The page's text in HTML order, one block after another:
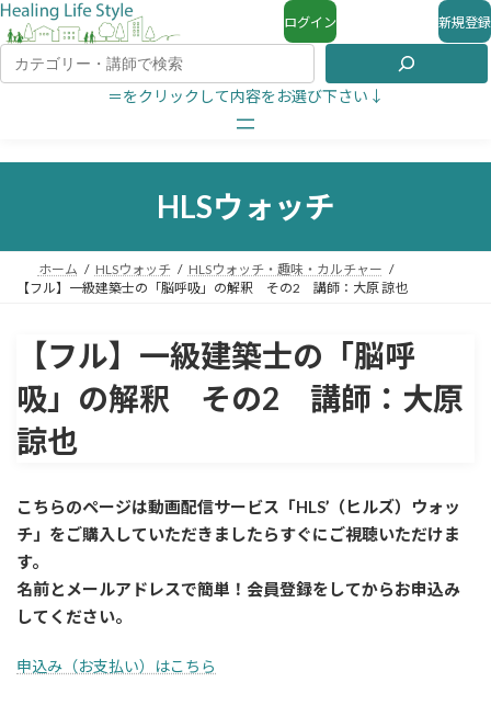
ログイン 新規登録
＝をクリックして内容をお選び下さい↓
HLSウォッチ
ホーム HLSウォッチ
HLSウォッチ・趣味・カルチャー
【フル】一級建築士の「脳呼吸」の解釈 その2 講師：大原 諒也
【フル】一級建築士の「脳呼
吸」の解釈 その2 講師：大原
諒也
こちらのページは動画配信サービス「HLS’（ヒルズ）ウォッ
チ」をご購入していただきましたらすぐに ご視聴いただけま
す。
名前とメールアドレスで簡単！会員登録をしてからお申込み
してください。
申込み（お支払い）はこちら